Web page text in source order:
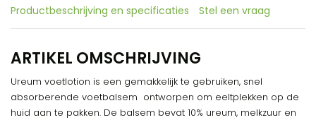
Productbeschrijving en specificaties Stel een vraag
ARTIKEL OMSCHRIJVING
Ureum voetlotion is een gemakkelijk te gebruiken, snel
absorberende voetbalsem ontworpen om eeltplekken op de
huid aan te pakken. De balsem bevat 10% ureum, melkzuur en